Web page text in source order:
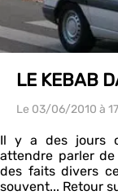
LE KEBAB
Le 03/06/2010 à
Il y a des jours
attendre parler
des faits divers
souvent... Retour